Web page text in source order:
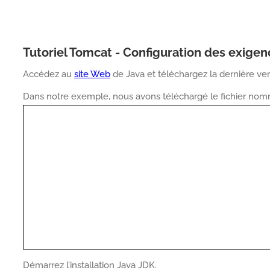
Tutoriel Tomcat - Configuration des
Accédez au site Web de Java et téléchargez la dernière
Dans notre exemple, nous avons téléchargé le fichier
Démarrez l’installation Java JDK.